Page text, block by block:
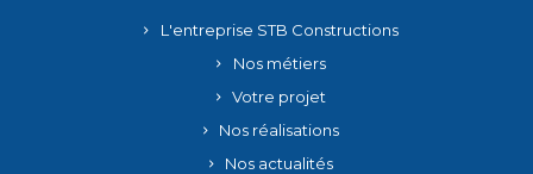
L'entreprise STB Constructions
Nos métiers
Votre projet
Nos réalisations
Nos actualités